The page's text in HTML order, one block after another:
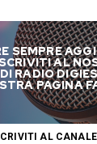
SEMPRE
AL
RADIO
PAGINA
AL